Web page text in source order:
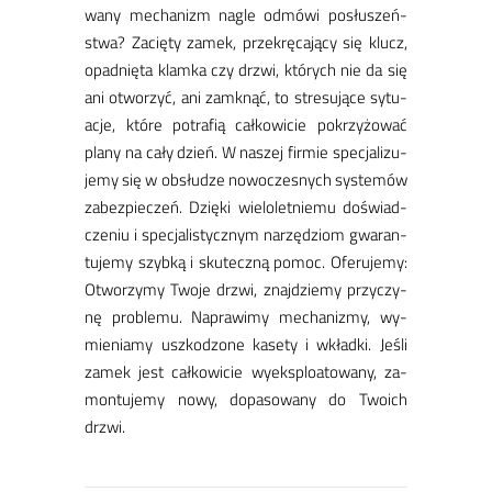
wa­ny me­cha­nizm na­gle od­mó­wi po­słu­szeń­
stwa? Za­cię­ty za­mek, prze­krę­ca­ją­cy się klucz,
opad­nię­ta klam­ka czy drzwi, któ­rych nie da się
ani otwo­rzyć, ani za­mknąć, to stre­su­ją­ce sy­tu­
acje, któ­re po­tra­fią cał­ko­wi­cie po­krzy­żo­wać
pla­ny na ca­ły dzień. W na­szej fir­mie spe­cja­li­zu­
je­my się w ob­słu­dze no­wo­cze­snych sys­te­mów
za­bez­pie­czeń. Dzię­ki wie­lo­let­nie­mu do­świad­
cze­niu i spe­cja­li­stycz­nym na­rzę­dziom gwa­ran­
tu­je­my szyb­ką i sku­tecz­ną po­moc. Ofe­ru­je­my:
Otwo­rzy­my Two­je drzwi, znaj­dzie­my przy­czy­
nę pro­ble­mu. Na­pra­wi­my me­cha­nizmy, wy­
mie­nia­my uszko­dzo­ne ka­se­ty i wkład­ki. Je­śli
za­mek jest cał­ko­wi­cie wy­eks­plo­ato­wa­ny, za­
mon­tu­je­my no­wy, do­pa­so­wa­ny do Two­ich
drzwi.